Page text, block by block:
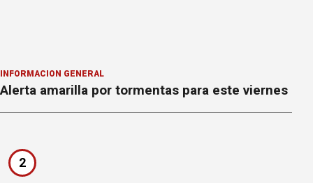
INFORMACION GENERAL
Alerta amarilla por tormentas para este viernes
2